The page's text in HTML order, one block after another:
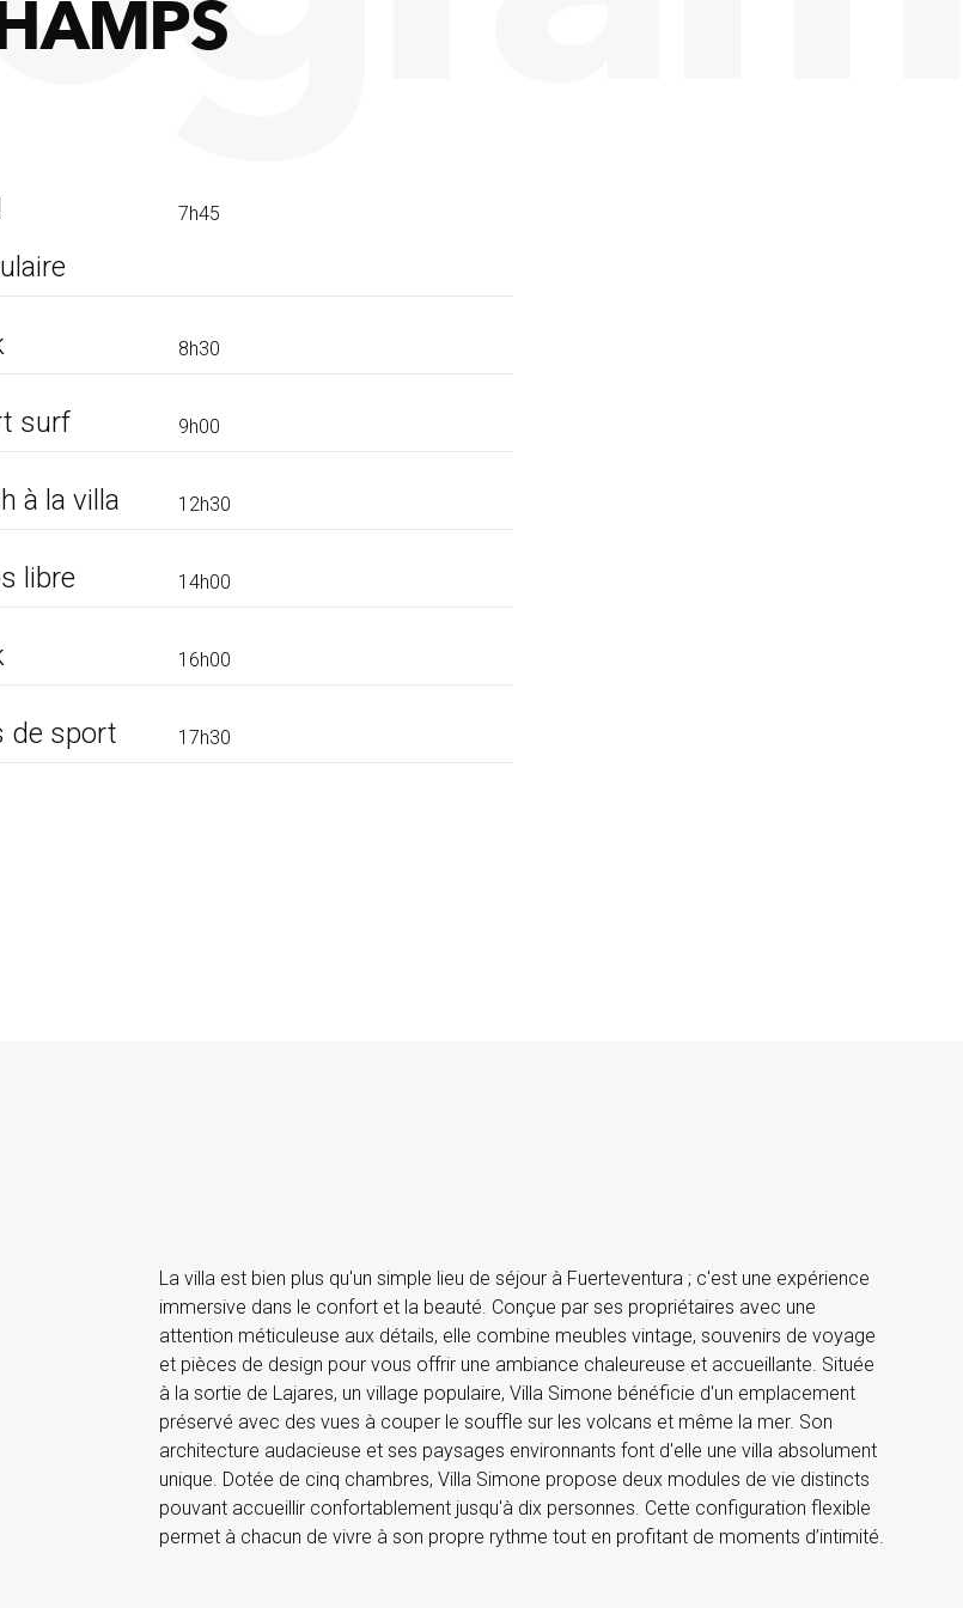
7h45
8h30
surf 9h00
à la villa 12h30
libre 14h00
16h00
de sport 17h30
La villa est bien plus qu'un simple lieu de séjour à Fuerteventura ; c'est une expérience
immersive dans le confort et la beauté. Conçue par ses propriétaires avec une
attention méticuleuse aux détails, elle combine meubles vintage, souvenirs de voyage
et pièces de design pour vous offrir une ambiance chaleureuse et accueillante. Située
à la sortie de Lajares, un village populaire, Villa Simone bénéficie d'un emplacement
préservé avec des vues à couper le souffle sur les volcans et même la mer. Son
architecture audacieuse et ses paysages environnants font d'elle une villa absolument
unique. Dotée de cinq chambres, Villa Simone propose deux modules de vie distincts
pouvant accueillir confortablement jusqu'à dix personnes. Cette configuration flexible
permet à chacun de vivre à son propre rythme tout en profitant de moments d’intimité.